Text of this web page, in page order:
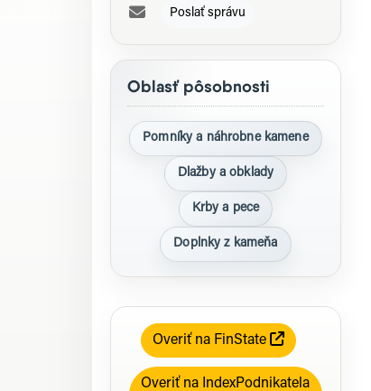
Poslať správu
Oblasť pôsobnosti
Pomníky a náhrobne kamene
Dlažby a obklady
Krby a pece
Doplnky z kameňa
Overiť na FinState
Overiť na IndexPodnikatela